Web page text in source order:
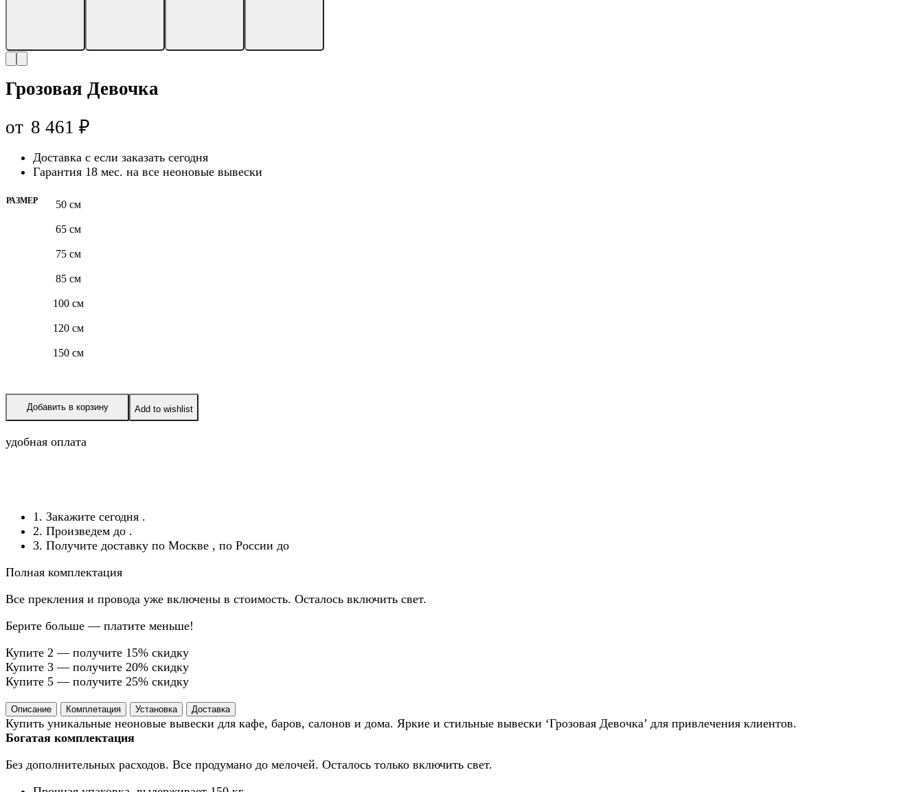
Грозовая Девочка
от 8 461 ₽
Доставка с если заказать сегодня
Гарантия 18 мес. на все неоновые вывески
РАЗМЕР 50 см
65 см
75 см
85 см
100 см
120 см
150 см
Добавить в корзину Add to wishlist
удобная оплата
1. Закажите сегодня .
2. Произведем до .
3. Получите доставку по Москве , по России до
Полная комплектация
Все прекления и провода уже включены в стоимость. Осталось включить свет.
Берите больше — платите меньше!
Купите 2 — получите 15% скидку
Купите 3 — получите 20% скидку
Купите 5 — получите 25% скидку
Описание Комплетация Установка Доставка
Купить уникальные неоновые вывески для кафе, баров, салонов и дома. Яркие и стильные вывески ‘Грозовая Девочка’ для привлечения клиентов.
Богатая комплектация
Без дополнительных расходов. Все продумано до мелочей. Осталось только включить свет.